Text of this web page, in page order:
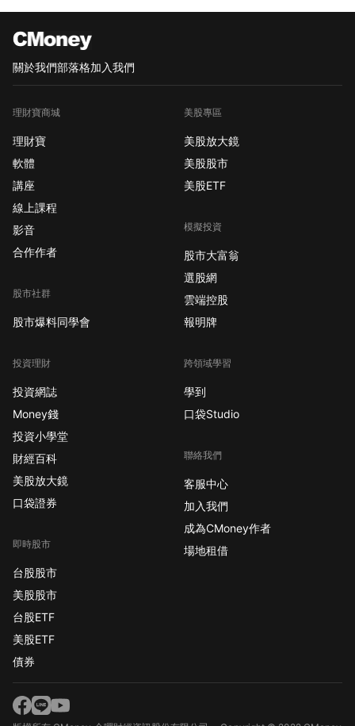
關於我們部落格加入我們
理財寶商城
理財寶
軟體
講座
線上課程
影音
合作作者
股市社群
股市爆料同學會
投資理財
投資網誌
Money錢
投資小學堂
財經百科
美股放大鏡
口袋證券
即時股市
台股股市
美股股市
台股ETF
美股ETF
債券
美股專區
美股放大鏡
美股股市
美股ETF
模擬投資
股市大富翁
選股網
雲端控股
報明牌
跨領域學習
學到
口袋Studio
聯絡我們
客服中心
加入我們
成為CMoney作者
場地租借